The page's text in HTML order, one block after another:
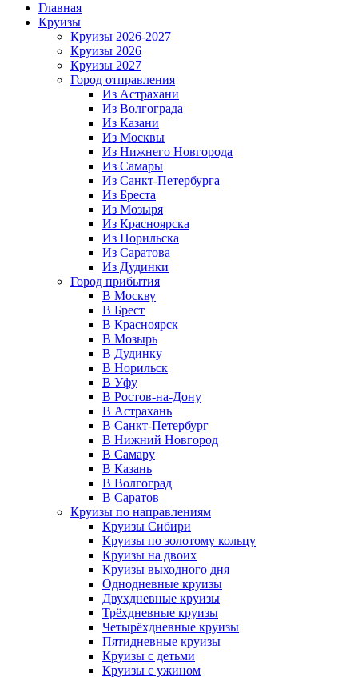
Главная
Круизы
Круизы 2026-2027
Круизы 2026
Круизы 2027
Город отправления
Из Астрахани
Из Волгограда
Из Казани
Из Москвы
Из Нижнего Новгорода
Из Самары
Из Санкт-Петербурга
Из Бреста
Из Мозыря
Из Красноярска
Из Норильска
Из Саратова
Из Дудинки
Город прибытия
В Москву
В Брест
В Красноярск
В Мозырь
В Дудинку
В Норильск
В Уфу
В Ростов-на-Дону
В Астрахань
В Санкт-Петербург
В Нижний Новгород
В Самару
В Казань
В Волгоград
В Саратов
Круизы по направлениям
Круизы Сибири
Круизы по золотому кольцу
Круизы на двоих
Круизы выходного дня
Однодневные круизы
Двухдневные круизы
Трёхдневные круизы
Четырёхдневные круизы
Пятидневные круизы
Круизы с детьми
Круизы с ужином